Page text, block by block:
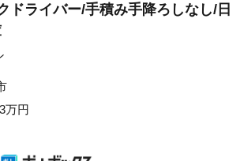
ドライバー/手積み手降ろしなし/日
万円